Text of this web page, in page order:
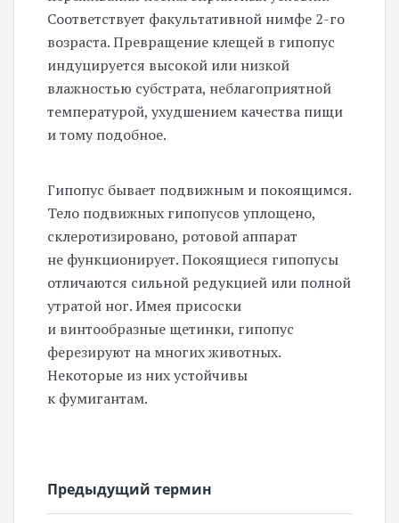
Соответствует факультативной нимфе 2-го
возраста. Превращение клещей в гипопус
индуцируется высокой или низкой
влажностью субстрата, неблагоприятной
температурой, ухудшением качества пищи
и тому подобное.
Гипопус бывает подвижным и покоящимся.
Тело подвижных гипопусов уплощено,
склеротизировано, ротовой аппарат
не функционирует. Покоящиеся гипопусы
отличаются сильной редукцией или полной
утратой ног. Имея присоски
и винтообразные щетинки, гипопус
ферезируют на многих животных.
Некоторые из них устойчивы
к фумигантам.
Предыдущий термин